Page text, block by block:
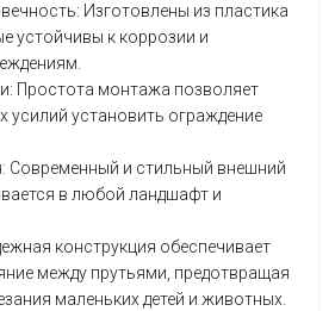
Изготовлены из пластика
устойчивы к коррозии и
Простота монтажа позволяет
усилий установить ограждение
Современный и стильный внешний
в любой ландшафт и
конструкция обеспечивает
между прутьями, предотвращая
маленьких детей и животных.